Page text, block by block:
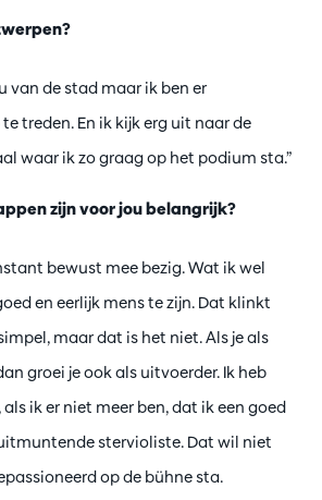
van de stad maar ik ben er
treden. En ik kijk erg uit naar de
waar ik zo graag op het podium sta.”
zijn voor jou belangrijk?
bewust mee bezig. Wat ik wel
en eerlijk mens te zijn. Dat klinkt
maar dat is het niet. Als je als
groei je ook als uitvoerder. Ik heb
ik er niet meer ben, dat ik een goed
stervioliste. Dat wil niet
op de bühne sta.